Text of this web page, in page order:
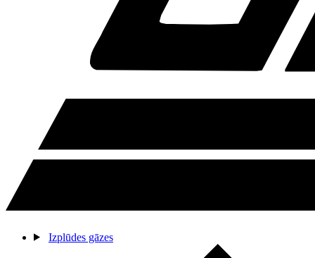
Izplūdes gāzes